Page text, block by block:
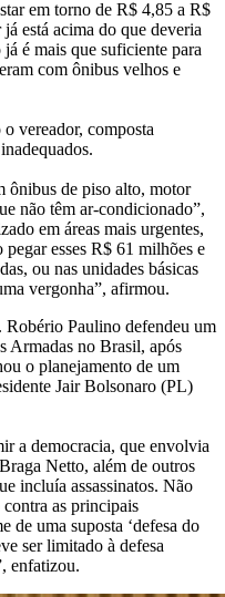
em torno de R$ 4,85 a R$
está acima do que deveria
é mais que suficiente para
com ônibus velhos e
vereador, composta
ônibus de piso alto, motor
não têm ar-condicionado”,
em áreas mais urgentes,
pegar esses R$ 61 milhões e
ou nas unidades básicas
vergonha”, afirmou.
. Robério Paulino defendeu um
Armadas no Brasil, após
o planejamento de um
Jair Bolsonaro (PL)
a democracia, que envolvia
Netto, além de outros
incluía assassinatos. Não
contra as principais
de uma suposta ‘defesa do
ser limitado à defesa
enfatizou.